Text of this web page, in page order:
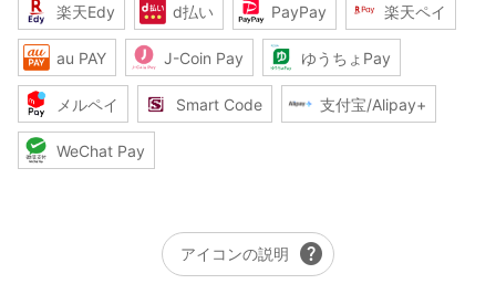
楽天Edy d払い PayPay 楽天ペイ
au PAY J-Coin Pay ゆうちょPay
メルペイ Smart Code 支付宝/Alipay+
WeChat Pay
アイコンの説明 help